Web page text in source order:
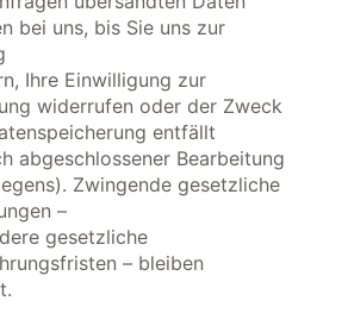
bei uns, bis Sie uns zur
Ihre Einwilligung zur
widerrufen oder der Zweck
entfällt
abgeschlossener Bearbeitung
Zwingende gesetzliche
–
gesetzliche
– bleiben